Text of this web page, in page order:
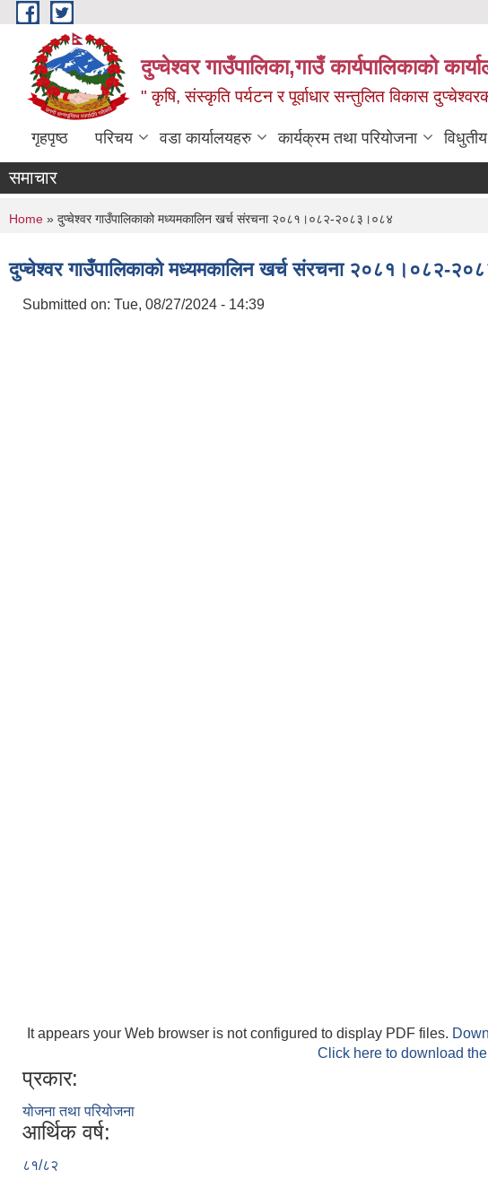
Skip to main content
दुप्चेश्वर गाउँपालिका,गाउँ कार्यपालिकाको
" कृषि, संस्कृति पर्यटन र पूर्वाधार सन्तुलित विकास
गृहपृष्ठ परिचय वडा कार्यालयहरु कार्यक्रम तथा परियोजना
समाचार
You are here
Home » दुप्चेश्वर गाउँपालिकाको मध्यमकालिन खर्च संरचना २०८१।०८२-२०८३।०८४
दुप्चेश्वर गाउँपालिकाको मध्यमकालिन खर्च संरचना २०८१।०८२-
Submitted on: Tue, 08/27/2024 - 14:39
It appears your Web browser is not configured to display PDF files.
Click here to download
प्रकार:
योजना तथा परियोजना
आर्थिक वर्ष:
८१/८२